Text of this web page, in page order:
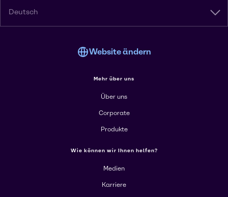
Deutsch
Website ändern
Mehr über uns
Über uns
Corporate
Produkte
Wie können wir Ihnen helfen?
Medien
Karriere